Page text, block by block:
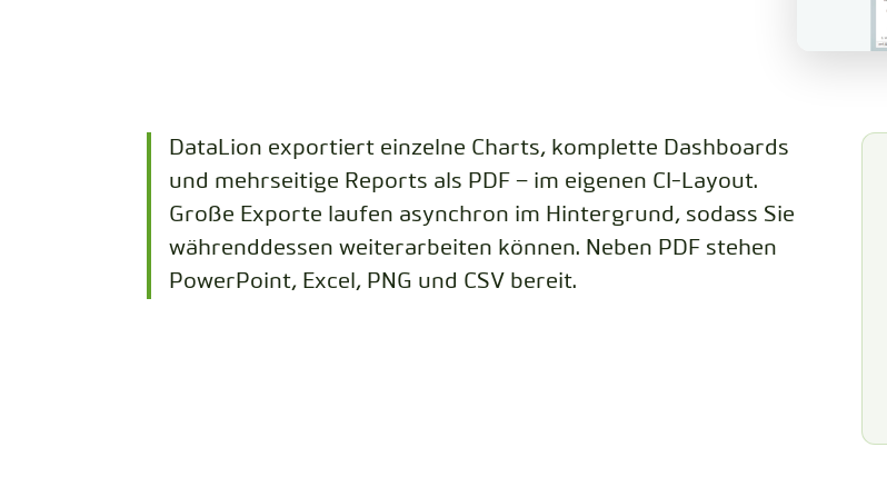
DataLion exportiert einzelne Charts, komplette Dashboards
und mehrseitige Reports als PDF – im eigenen CI-Layout.
Große Exporte laufen asynchron im Hintergrund, sodass Sie
währenddessen weiterarbeiten können. Neben PDF stehen
PowerPoint, Excel, PNG und CSV bereit.